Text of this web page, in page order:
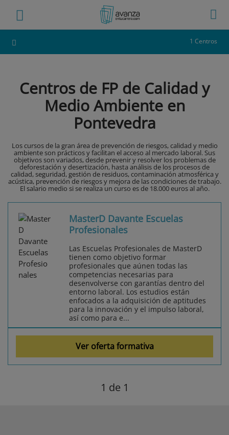
1 Centros
Centros de FP de Calidad y
Medio Ambiente en
Pontevedra
Los cursos de la gran área de prevención de riesgos, calidad y medio
ambiente son prácticos y facilitan el acceso al mercado laboral. Sus
objetivos son variados, desde prevenir y resolver los problemas de
deforestación y desertización, hasta análisis de los procesos de
calidad, seguridad, gestión de residuos, contaminación atmosférica y
acústica, prevención de riesgos y mejora de las condiciones de trabajo.
El salario medio si se realiza un curso es de 18.000 euros al año.
MasterD Davante Escuelas
Profesionales
Las Escuelas Profesionales de MasterD
tienen como objetivo formar
profesionales que aúnen todas las
competencias necesarias para
desenvolverse con garantías dentro del
entorno laboral. Los estudios están
enfocados a la adquisición de aptitudes
para la innovación y el impulso laboral,
así como para e...
Ver oferta formativa
1 de 1